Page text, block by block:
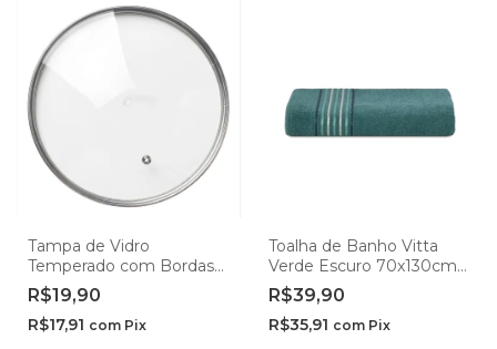
Tampa de Vidro
Temperado com Bordas
em Inox
R$19,90
R$17,91 com Pix
Toalha de Banho Vitta
Verde Escuro 70x130cm
Camesa
R$39,90
R$35,91 com Pix